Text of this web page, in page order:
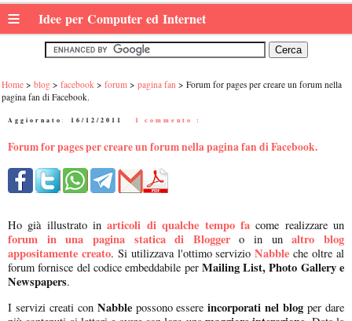
≡ Idee per Computer ed Internet
Home blog facebook forum pagina fan
Forum for pages per creare un forum nella
pagina fan di Facebook.
Aggiornato: 16/12/2011 1 commento :
Forum for pages per creare un forum nella pagina fan di Facebook.
Ho già illustrato inarticoli di qualche tempo facome realizzare un
forum in una pagina statica di Bloggero in un
altro blog
appositamente creato. Si utilizzava l'ottimo servizioNabble che oltre al
forum fornisce del codice embeddabile perMailing List, Photo Gallery e
Newspapers.
I servizi creati con Nabblepossono essereincorporati nel blog per dare